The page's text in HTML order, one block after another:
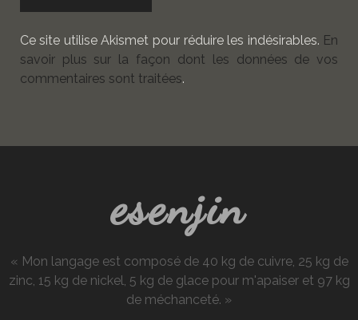
Ce site utilise Akismet pour réduire les indésirables. En
savoir plus sur la façon dont les données de vos
commentaires sont traitées.
esenjin
« Mon langage est composé de 40 kg de cuivre, 25 kg de
zinc, 15 kg de nickel, 5 kg de glace pour m'apaiser et 97 kg
de méchanceté. »